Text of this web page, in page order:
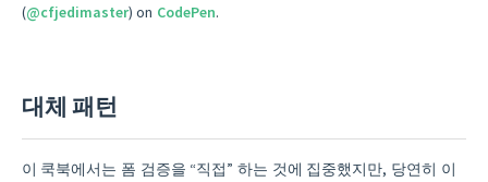
(@cfjedimaster) on CodePen.
대체 패턴
이 쿡북에서는 폼 검증을 “직접” 하는 것에 집중했지만, 당연히 이